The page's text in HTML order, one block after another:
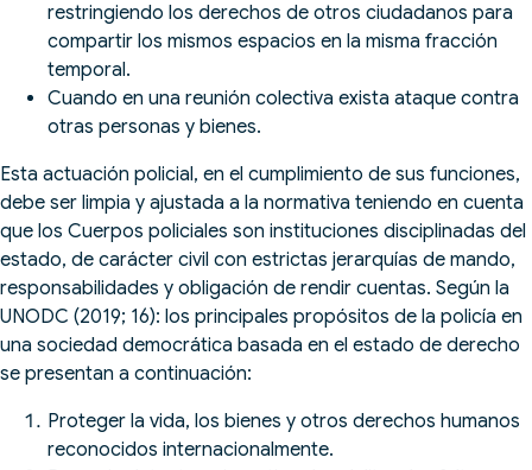
restringiendo los derechos de otros ciudadanos para
compartir los mismos espacios en la misma fracción
temporal.
Cuando en una reunión colectiva exista ataque contra
otras personas y bienes.
Esta actuación policial, en el cumplimiento de sus funciones,
debe ser limpia y ajustada a la normativa teniendo en cuenta
que los Cuerpos policiales son instituciones disciplinadas del
estado, de carácter civil con estrictas jerarquías de mando,
responsabilidades y obligación de rendir cuentas. Según la
UNODC (2019; 16): los principales propósitos de la policía en
una sociedad democrática basada en el estado de derecho
se presentan a continuación:
Proteger la vida, los bienes y otros derechos humanos
reconocidos internacionalmente.